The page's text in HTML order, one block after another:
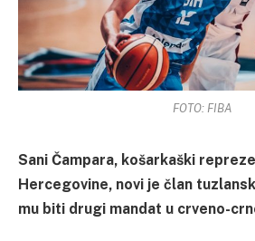
FOTO: FIBA
Sani Čampara, košarkaški
Hercegovine, novi je član
mu biti drugi mandat u crveno-